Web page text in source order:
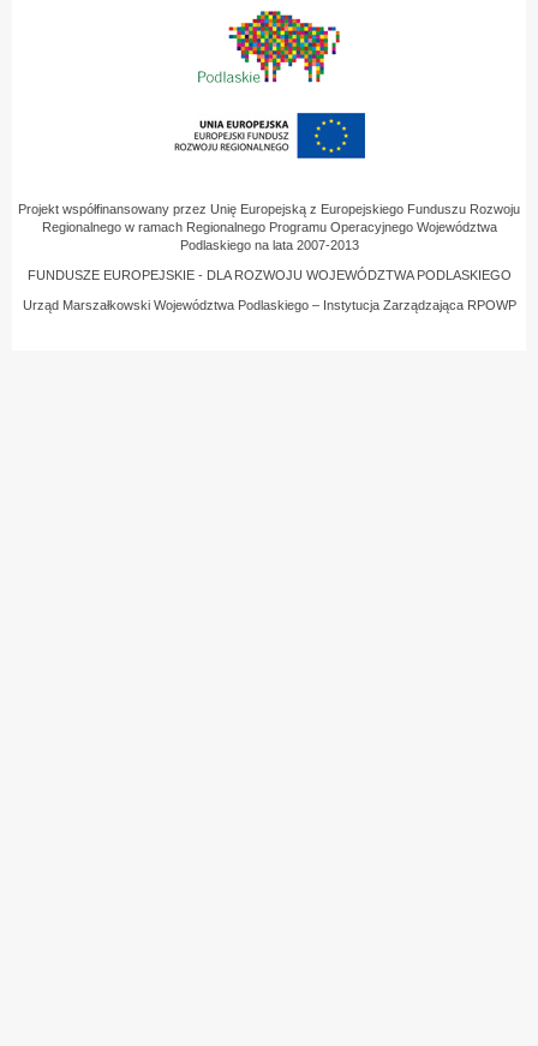
Projekt współfinansowany przez Unię Europejską z Europejskiego Funduszu Rozwoju
Regionalnego w ramach Regionalnego Programu Operacyjnego Województwa
Podlaskiego na lata 2007-2013
FUNDUSZE EUROPEJSKIE - DLA ROZWOJU WOJEWÓDZTWA PODLASKIEGO
Urząd Marszałkowski Województwa Podlaskiego – Instytucja Zarządzająca RPOWP